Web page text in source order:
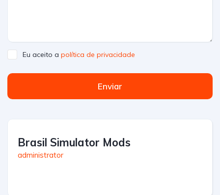
Eu aceito a política de privacidade
Enviar
Brasil Simulator Mods
administrator